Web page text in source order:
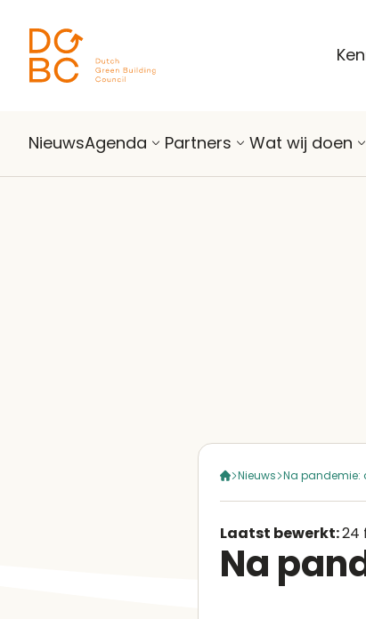
NieuwsAgenda Partners Wat wij doen
Nieuws Na pandemie:
Laatst bewerkt:24
Na